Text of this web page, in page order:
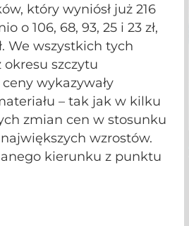
który wyniósł już 216
o 106, 68, 93, 25 i 23 zł,
We wszystkich tych
szczytu
wykazywały
– tak jak w kilku
zmian cen w stosunku
wzrostów.
kierunku z punktu